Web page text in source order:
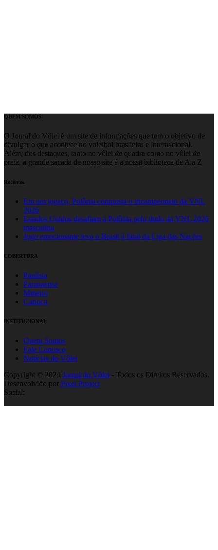
QUEM SOMOS
O Jornal do Vôlei é um site de informações que tem o objetivo de
divulgar o que acontece no voleibol brasileiro e internacional.
Além, dos destaques, tanto no vôlei de quadra como no vôlei de
praia, a grande sacada de nosso site é a nossa biblioteca de A a Z
Recentes
Em um jogaço, Polônia conquista o tricampeonato da VNL
2026
Estados Unidos desafiam a Polônia pelo título da VNL 2026
masculina
Jogo emocionante leva o Brasil à final da Liga das Nações
COBERTURA
Paulista
Paranaense
Mineiro
Carioca
INSTITUCIONAL
Quem Somos
Fale Conosco
Notícias do Vôlei
Copyright © 2024 Jornal do Vôlei - Todos os Direitos Reservados.
Desenvolvido por Pixel Project
Social: